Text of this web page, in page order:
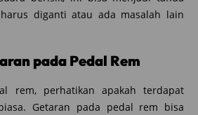
diganti atau ada masalah lain
pada Pedal Rem
rem, perhatikan apakah terdapat
Getaran pada pedal rem bisa